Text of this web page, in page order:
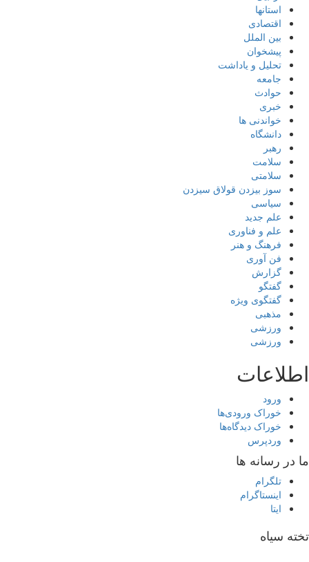
استانها
اقتصادی
بین الملل
پیشخوان
تحلیل و یاداشت
جامعه
حوادث
خبری
خواندنی ها
دانشگاه
رهبر
سلامت
سلامتی
سوز بیزدن قولاق سیزدن
سیاسی
علم جدید
علم و فناوری
فرهنگ و هنر
فن آوری
گزارش
گفتگو
گفتگوی ویژه
مذهبی
ورزشی
ورزشی
اطلاعات
ورود
خوراک ورودی‌ها
خوراک دیدگاه‌ها
وردپرس
ما در رسانه ها
تلگرام
اینستاگرام
ایتا
تخته سیاه